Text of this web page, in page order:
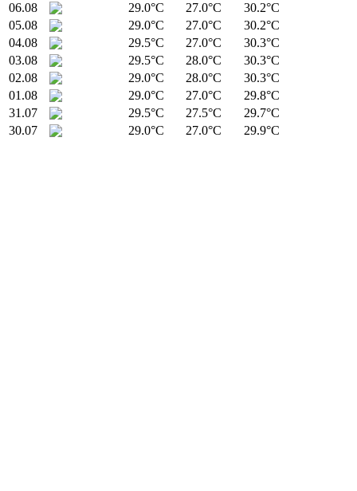
06.08
29.0°C 27.0°C
30.2°C
05.08
29.0°C 27.0°C
30.2°C
04.08
29.5°C 27.0°C
30.3°C
03.08
29.5°C 28.0°C
30.3°C
02.08
29.0°C 28.0°C
30.3°C
01.08
29.0°C 27.0°C
29.8°C
31.07
29.5°C 27.5°C
29.7°C
30.07
29.0°C 27.0°C 29.9°C